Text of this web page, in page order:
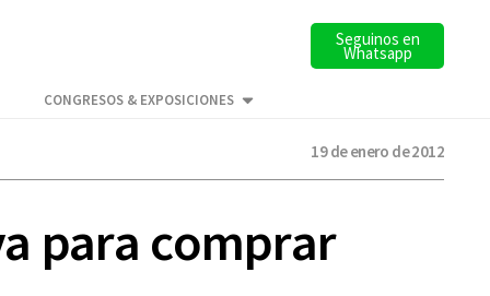
Seguinos en
Whatsapp
CONGRESOS & EXPOSICIONES
19 de enero de 2012
para comprar